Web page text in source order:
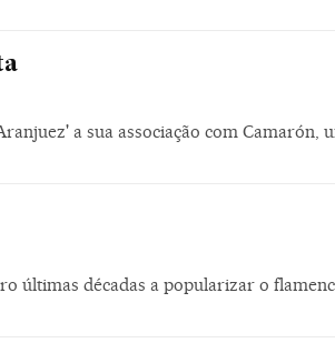
a sua associação com Camarón,
últimas décadas a popularizar o